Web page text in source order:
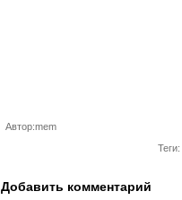
Автор:mem
Теги:
Добавить комментарий